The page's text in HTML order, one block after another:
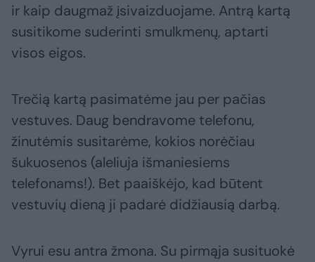
ir kaip daugmaž įsivaizduojame. Antrą kartą
susitikome suderinti smulkmenų, aptarti
visos eigos.
Trečią kartą pasimatėme jau per pačias
vestuves. Daug bendravome telefonu,
žinutėmis susitarėme, kokios norėčiau
šukuosenos (aleliuja išmaniesiems
telefonams!). Bet paaiškėjo, kad būtent
vestuvių dieną ji padarė didžiausią darbą.
Vyrui esu antra žmona. Su pirmąja susituokė